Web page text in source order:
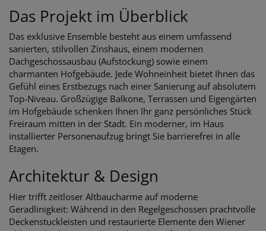
Das Projekt im Überblick
Das exklusive Ensemble besteht aus einem umfassend
sanierten, stilvollen Zinshaus, einem modernen
Dachgeschossausbau (Aufstockung) sowie einem
charmanten Hofgebäude. Jede Wohneinheit bietet Ihnen das
Gefühl eines Erstbezugs nach einer Sanierung auf absolutem
Top-Niveau. Großzügige Balkone, Terrassen und Eigengärten
im Hofgebäude schenken Ihnen Ihr ganz persönliches Stück
Freiraum mitten in der Stadt. Ein moderner, im Haus
installierter Personenaufzug bringt Sie barrierefrei in alle
Etagen.
Architektur & Design
Hier trifft zeitloser Altbaucharme auf moderne
Geradlinigkeit: Während in den Regelgeschossen prachtvolle
Deckenstuckleisten und restaurierte Elemente den Wiener